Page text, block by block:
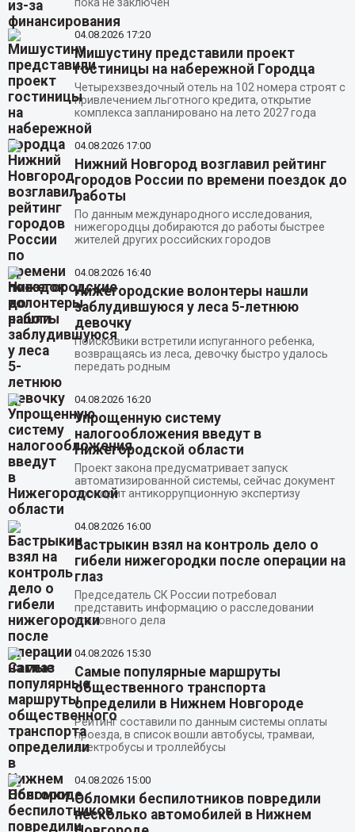
04.08.2026 17:20
Мишустину представили проект
гостиницы на набережной Городца
Четырехзвездочный отель на 102 номера строят с
привлечением льготного кредита, открытие
комплекса запланировано на лето 2027 года
04.08.2026 17:00
Нижний Новгород возглавил рейтинг
городов России по времени поездок до
работы
По данным международного исследования,
нижегородцы добираются до работы быстрее
жителей других российских городов
04.08.2026 16:40
Нижегородские волонтеры нашли
заблудившуюся у леса 5-летнюю
девочку
Поисковики встретили испуганного ребенка,
возвращаясь из леса, девочку быстро удалось
передать родным
04.08.2026 16:20
Упрощенную систему
налогообложения введут в
Нижегородской области
Проект закона предусматривает запуск
автоматизированной системы, сейчас документ
проходит антикоррупционную экспертизу
04.08.2026 16:00
Бастрыкин взял на контроль дело о
гибели нижегородки после операции на
глаз
Председатель СК России потребовал
представить информацию о расследовании
уголовного дела
04.08.2026 15:30
Самые популярные маршруты
общественного транспорта
определили в Нижнем Новгороде
Рейтинг составили по данным системы оплаты
проезда, в список вошли автобусы, трамваи,
электробусы и троллейбусы
04.08.2026 15:00
Обломки беспилотников повредили
несколько автомобилей в Нижнем